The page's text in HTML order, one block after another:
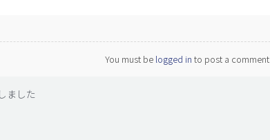
You must be logged in to post a comment.
ました